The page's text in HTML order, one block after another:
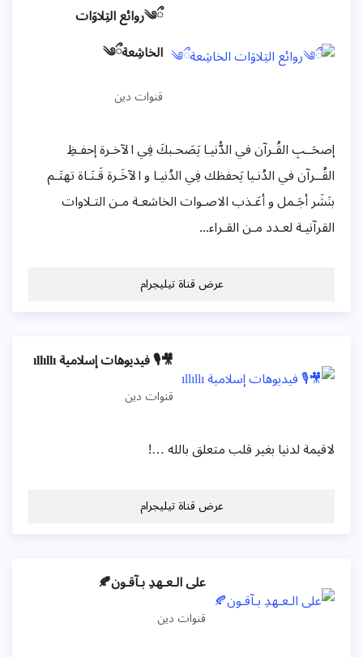
ྀ༄روائع التِلاوَات
الخاشِعةྀ༄
قنوات دين
إصحَــبِ القُـرآن في الدُّنيـا يَصَحـبكَ فِي الآخـرة إحفـظِ
القُــرآن في الدُنـيا يَحفظك فِي الدُنيـا و الآخَـرة قَـنَـاة تهتَـم
بنَشَر أجَـمل و أعَـذب الاصـوات الخاشعـة مـن التـلاوات
القرآنيـة لعـدد مـن القـراء...
عرض قناة تيليجرام
🎥🎙 فيديوهات إسلامية ıllıllı
قنوات دين
لاقيمة لدنيا بغير قلب متعلق بالله …!
عرض قناة تيليجرام
على الـعـهدِ بـآقـون🍂
قنوات دين